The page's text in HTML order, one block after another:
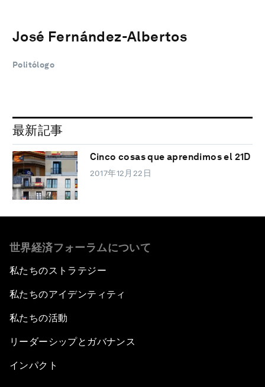
José Fernández-Albertos
Politólogo
最新記事
Cinco cosas que aprendimos el 21D
2017年12月22日
世界経済フォーラムについて
私たちのストラテジー
私たちのアイデンティティ
私たちの活動
リーダーシップとガバナンス
インパクト